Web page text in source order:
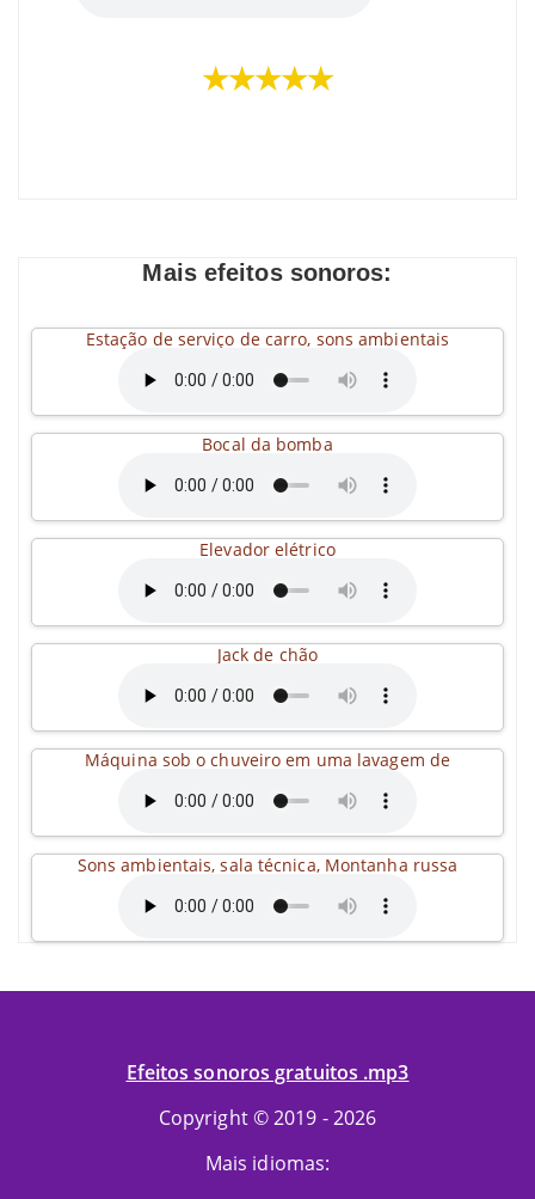
★★★★★
Mais efeitos sonoros:
Estação de serviço de carro, sons ambientais
Bocal da bomba
Elevador elétrico
Jack de chão
Máquina sob o chuveiro em uma lavagem de
Sons ambientais, sala técnica, Montanha russa
Efeitos sonoros gratuitos .mp3
Copyright © 2019 - 2026
Mais idiomas: